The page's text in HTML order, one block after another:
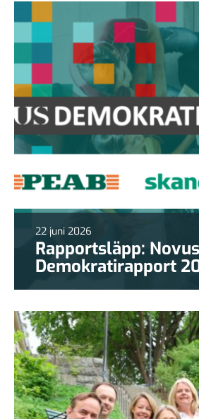
22 juni 2026
Rapportsläpp: Novus
Demokratirapport